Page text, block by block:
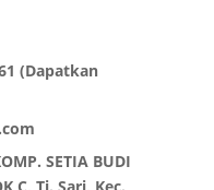
(Dapatkan
SETIA BUDI
C, Tj. Sari, Kec.